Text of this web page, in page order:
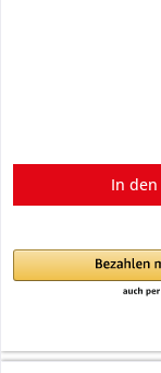
In den